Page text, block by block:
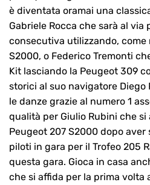
è diventata oramai una
Gabriele Rocca che sarà al via
consecutiva utilizzando, come
S2000, o Federico Tremonti
Kit lasciando la Peugeot 309
storici al suo navigatore
le danze grazie al numero 1
qualità per Giulio Rubini che si
Peugeot 207 S2000 dopo
piloti in gara per il Trofeo 205
questa gara. Gioca in casa
che si affida per la prima volta